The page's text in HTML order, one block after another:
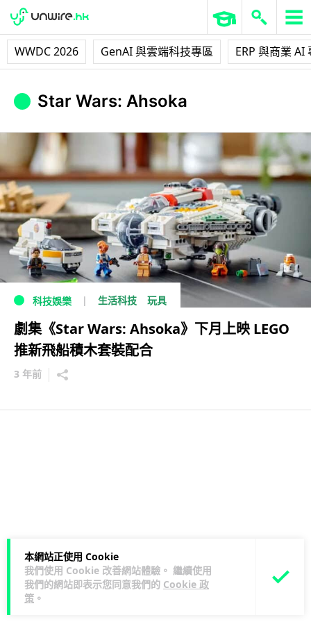
WWDC 2026 GenAI 與雲端科技專區 ERP 與商業 AI
本網站正使用 Cookie
我們使用 Cookie 改善網站體驗。 繼續使用
我們的網站即表示您同意我們的 Cookie 政
策 。
Star Wars: Ahsoka
科技娛樂 生活科技 玩具
劇集《Star Wars: Ahsoka》下月上映 LEGO
推新飛船積木套裝配合
3 年前